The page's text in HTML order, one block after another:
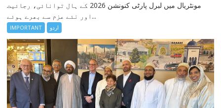
مونٹریال میں لبرل پارٹی کنونشن 2026 کے ہال توانائی، رجائیت
اور نئے عزم سے بھرے ہوئے...
IMPORTANT اردو